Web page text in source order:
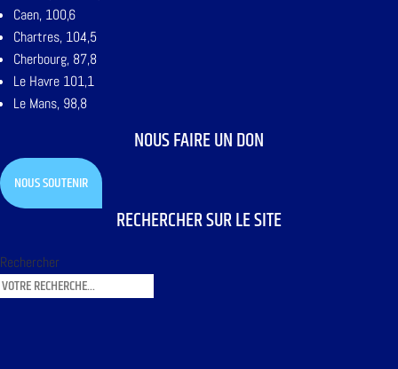
Caen, 100,6
Chartres, 104,5
Cherbourg, 87,8
Le Havre 101,1
Le Mans, 98,8
NOUS FAIRE UN DON
NOUS SOUTENIR
RECHERCHER SUR LE SITE
Rechercher